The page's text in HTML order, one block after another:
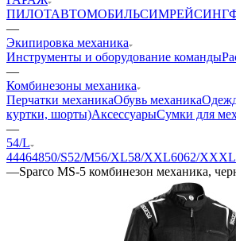
ПИЛОТАВТОМОБИЛЬСИМРЕЙСИНГ
—
Экипировка механика
Инструменты и оборудование команды
—
Комбинезоны механика
Перчатки механикаОбувь механика
куртки, шорты)АксессуарыСумки для
—
54/L
44464850/S52/M56/XL58/XXL6062/XXXL
—Sparco MS-5 комбинезон механика,